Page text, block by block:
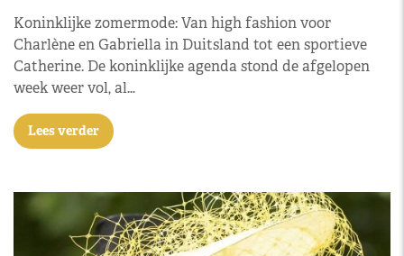
Koninklijke zomermode: Van high fashion voor
Charlène en Gabriella in Duitsland tot een sportieve
Catherine. De koninklijke agenda stond de afgelopen
week weer vol, al…
Lees verder